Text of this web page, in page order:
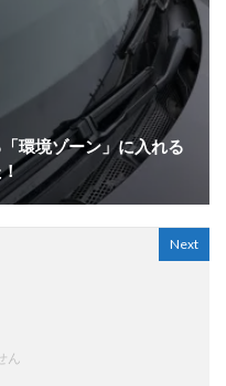
環境ゾーン」に入れる
Next
ん